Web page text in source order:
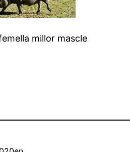
millor mascle